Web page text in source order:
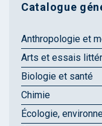
Catalogue
Anthropologie et
Arts et essais
Biologie et santé
Chimie
Écologie,